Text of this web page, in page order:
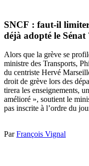
SNCF : faut-il
déjà adopté le Sénat
Alors que la grève se
ministre des Transports,
du centriste Hervé
droit de grève lors des
tirera les enseignements,
amélioré », soutient le
pas inscrite à l’ordre du
ParFrançois Vignal